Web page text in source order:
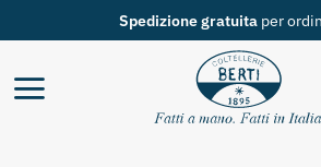
ai
contenuti
Spedizione gratuita per